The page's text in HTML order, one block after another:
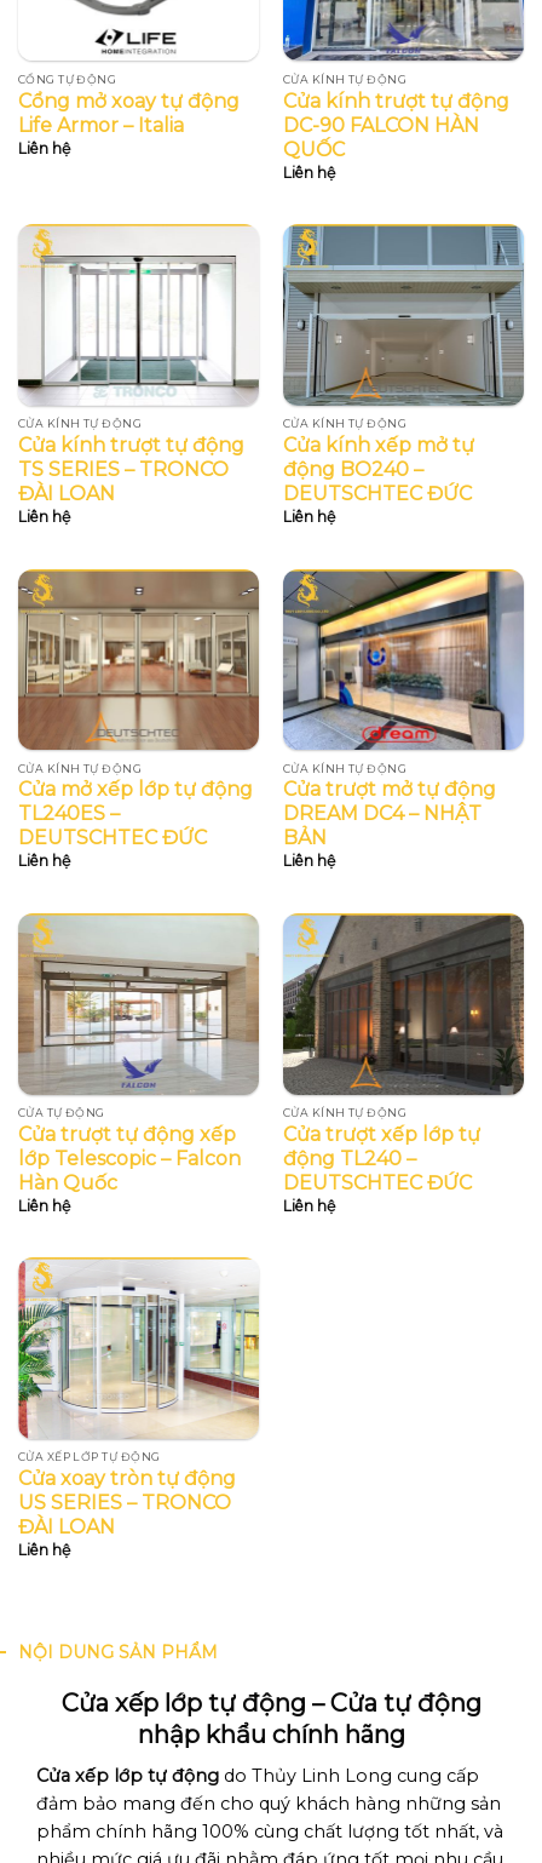
CỔNG TỰ ĐỘNG
Cổng mở xoay tự động
Life Armor – Italia
Liên hệ
CỬA KÍNH TỰ ĐỘNG
Cửa kính trượt tự động
DC-90 FALCON HÀN
QUỐC
Liên hệ
CỬA KÍNH TỰ ĐỘNG
Cửa kính trượt tự động
TS SERIES – TRONCO
ĐÀI LOAN
Liên hệ
CỬA KÍNH TỰ ĐỘNG
Cửa kính xếp mở tự
động BO240 –
DEUTSCHTEC ĐỨC
Liên hệ
CỬA KÍNH TỰ ĐỘNG
Cửa mở xếp lớp tự động
TL240ES –
DEUTSCHTEC ĐỨC
Liên hệ
CỬA KÍNH TỰ ĐỘNG
Cửa trượt mở tự động
DREAM DC4 – NHẬT
BẢN
Liên hệ
CỬA TỰ ĐỘNG
Cửa trượt tự động xếp
lớp Telescopic – Falcon
Hàn Quốc
Liên hệ
CỬA KÍNH TỰ ĐỘNG
Cửa trượt xếp lớp tự
động TL240 –
DEUTSCHTEC ĐỨC
Liên hệ
CỬA XẾP LỚP TỰ ĐỘNG
Cửa xoay tròn tự động
US SERIES – TRONCO
ĐÀI LOAN
Liên hệ
NỘI DUNG SẢN PHẨM
Cửa xếp lớp tự động – Cửa tự động
nhập khẩu chính hãng
Cửa xếp lớp tự động do Thủy Linh Long cung cấp
đảm bảo mang đến cho quý khách hàng những sản
phẩm chính hãng 100% cùng chất lượng tốt nhất, và